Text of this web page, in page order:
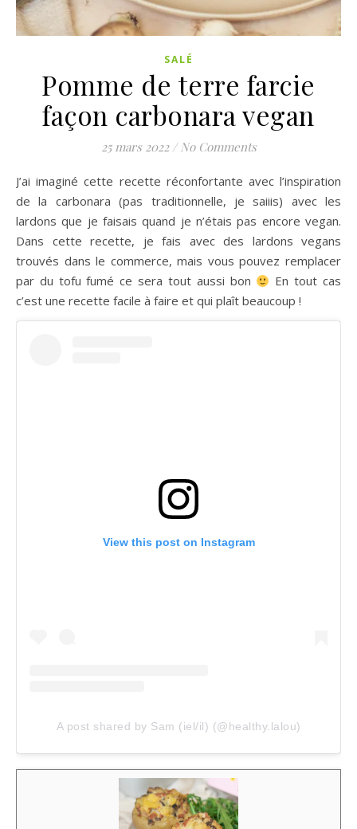
SALÉ
Pomme de terre farcie
façon carbonara vegan
25 mars 2022 / No Comments
J’ai imaginé cette recette réconfortante avec l’inspiration
de la carbonara (pas traditionnelle, je saiiis) avec les
lardons que je faisais quand je n’étais pas encore vegan.
Dans cette recette, je fais avec des lardons vegans
trouvés dans le commerce, mais vous pouvez remplacer
par du tofu fumé ce sera tout aussi bon
En tout cas
c’est une recette facile à faire et qui plaît beaucoup !
View this post on Instagram
A post shared by Sam (iel/il) (@healthy.lalou)